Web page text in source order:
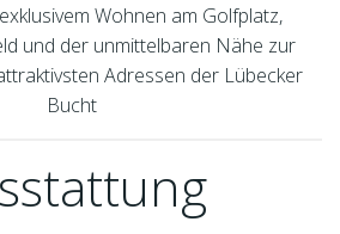
Wohnen am Golfplatz,
und der unmittelbaren Nähe zur
Adressen der Lübecker
Bucht